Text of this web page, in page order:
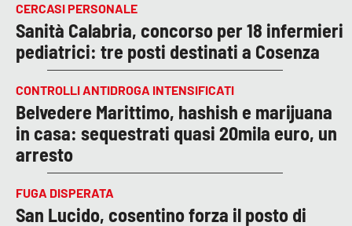
CERCASI PERSONALE
Sanità Calabria, concorso per 18 infermieri
pediatrici: tre posti destinati a Cosenza
CONTROLLI ANTIDROGA INTENSIFICATI
Belvedere Marittimo, hashish e marijuana
in casa: sequestrati quasi 20mila euro, un
arresto
FUGA DISPERATA
San Lucido, cosentino forza il posto di